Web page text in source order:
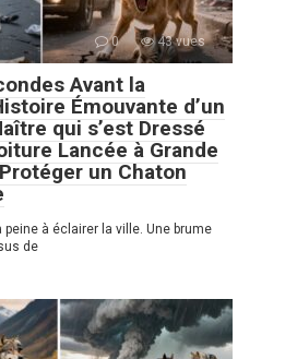
0 43 vues
Avant la
Émouvante d’un
qui s’est Dressé
Lancée à Grande
un Chaton
peine à éclairer la ville. Une brume
de